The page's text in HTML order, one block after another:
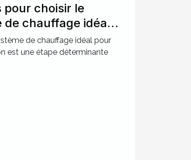
pour choisir le
de chauffage idéal
maison
de chauffage idéal pour
est une étape déterminante